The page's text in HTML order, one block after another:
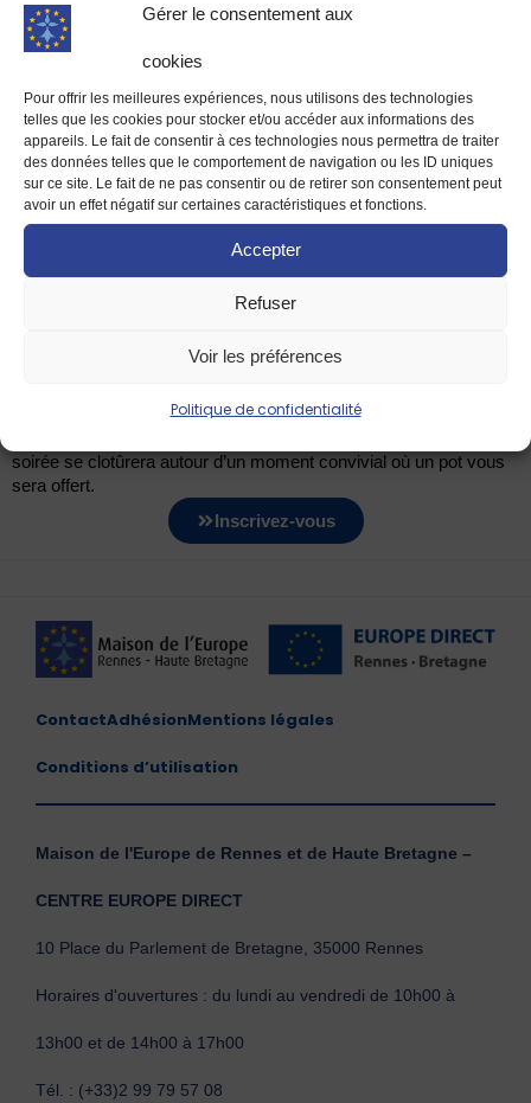
Gérer le consentement aux
cookies
Pour offrir les meilleures expériences, nous utilisons des technologies
telles que les cookies pour stocker et/ou accéder aux informations des
appareils. Le fait de consentir à ces technologies nous permettra de traiter
des données telles que le comportement de navigation ou les ID uniques
sur ce site. Le fait de ne pas consentir ou de retirer son consentement peut
avoir un effet négatif sur certaines caractéristiques et fonctions.
Accepter
Refuser
Voir les préférences
Politique de confidentialité
Source image :
MDE de Rennes
L’équipe de la Maison de l’Europe de Rennes et Haute Bretagne –
Pour la commencer toutes et tous ensemble, nous organisons
espace Ouest-France. L’occasion d’échanger avec un grand
soirée se clotûrera autour d’un moment convivial où un pot vous
sera offert.
Inscrivez-vous
ContactAdhésionMentions légales
Conditions d’utilisation
Maison de l'Europe de Rennes et de Haute Bretagne –
CENTRE EUROPE DIRECT
10 Place du Parlement de Bretagne, 35000 Rennes
Horaires d'ouvertures : du lundi au vendredi de 10h00 à
13h00 et de 14h00 à 17h00
Tél. : (+33)2 99 79 57 08